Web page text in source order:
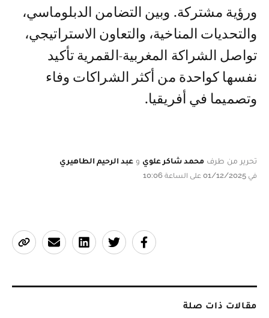
ورؤية مشتركة. وبين التضامن الدبلوماسي،
والتحديات المناخية، والتعاون الاستراتيجي،
تواصل الشراكة المغربية-القمرية تأكيد
نفسها كواحدة من أكثر الشراكات وفاء
وتصميما في أفريقيا.
تحرير من طرف محمد شاكر علوي و عبد الرحيم الطاهيري
في 01/12/2025 على الساعة 10:06
مقالات ذات صلة